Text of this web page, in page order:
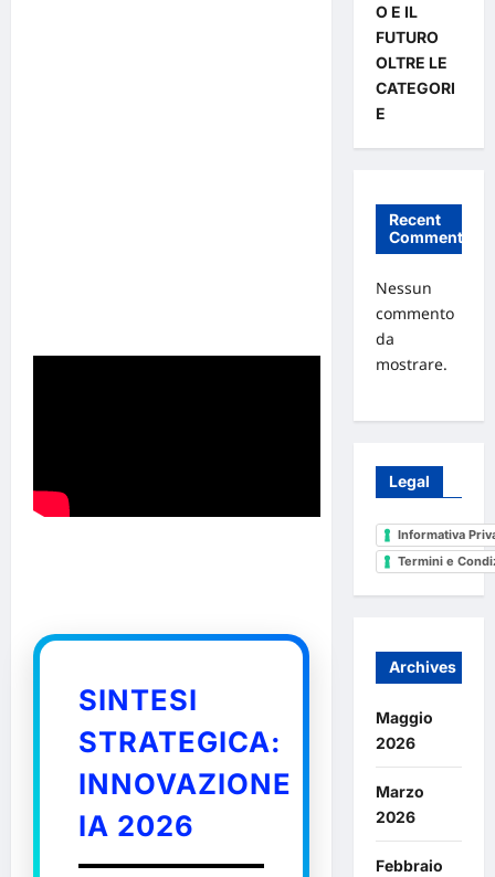
SINTESI
STRATEGICA:
INNOVAZIONE
IA 2026
O E IL
FUTURO
OLTRE LE
CATEGORI
E
Recent
Comments
Nessun
commento
da
mostrare.
Legal
Informativa
Termini e
Archives
Maggio
2026
Marzo
2026
Febbraio